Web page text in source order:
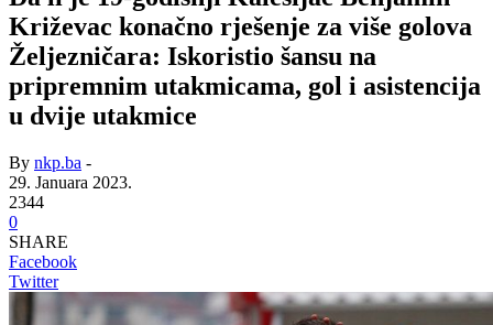
Križevac konačno rješenje za više golova
Željezničara: Iskoristio šansu na
pripremnim utakmicama, gol i asistencija
u dvije utakmice
By nkp.ba -
29. Januara 2023.
2344
0
SHARE
Facebook
Twitter